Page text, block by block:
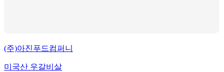
(주)아진푸드컴퍼니
미국산 우갈비살